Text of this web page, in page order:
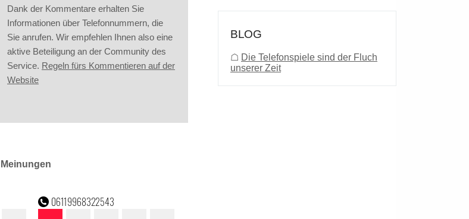
Dank der Kommentare erhalten Sie
Informationen über Telefonnummern, die
Sie anrufen. Wir empfehlen Ihnen also eine
aktive Beteiligung an der Community des
Service. Regeln fürs Kommentieren auf der
Website
BLOG
☖ Die Telefonspiele sind der Fluch
unserer Zeit